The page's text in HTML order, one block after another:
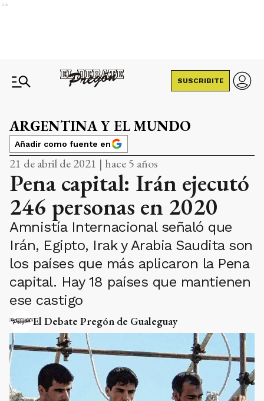
Ads
SUSCRIBITE
ARGENTINA Y EL MUNDO
Añadir como fuente en
21 de abril de 2021 | hace 5 años
Pena capital: Irán ejecutó
246 personas en 2020
Amnistía Internacional señaló que
Irán, Egipto, Irak y Arabia Saudita son
los países que más aplicaron la Pena
capital. Hay 18 países que mantienen
ese castigo
El Debate Pregón de Gualeguay